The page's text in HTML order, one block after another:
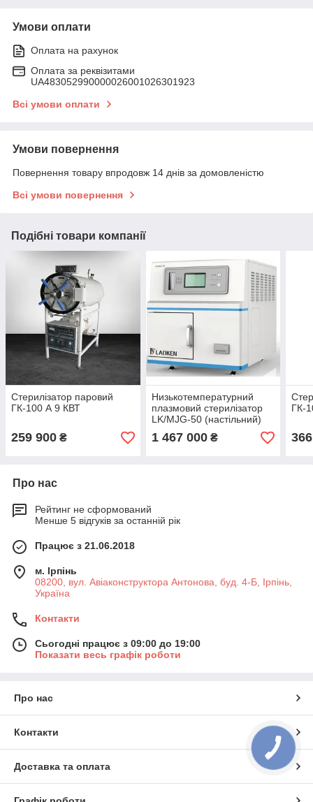
Умови оплати
Оплата на рахунок
Оплата за реквізитами
UA483052990000026001026301923
Всі умови оплати
Умови повернення
Повернення товару впродовж 14 днів за домовленістю
Всі умови повернення
Подібні товари компанії
Стерилізатор паровий
ГК-100 А 9 КВТ
259 900 ₴
Низькотемпературний
плазмовий стерилізатор
LK/MJG-50 (настільний)
1 467 000₴
ГК-
Про нас
Рейтинг не сформований
Менше 5 відгуків за останній рік
Працює з 21.06.2018
м. Ірпінь
08200, вул. Авіаконструктора Антонова, буд. 4-Б, Ірпінь,
Україна
Контакти
Сьогодні працює з 09:00 до 19:00
Показати весь графік роботи
Про нас
Контакти
Доставка та оплата